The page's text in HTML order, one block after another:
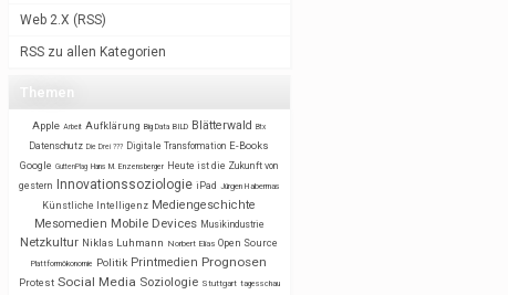
Web 2.X ( RSS)
RSS zu allen Kategorien
Themen
Apple Arbeit Aufklärung Big Data BILD Blätterwald Btx
Datenschutz Die Drei ??? Digitale Transformation E-Books
Google GuttenPlag Hans M. Enzensberger Heute ist die Zukunft von
gestern
Innovationssoziologie iPad Jürgen Habermas
Künstliche Intelligenz Mediengeschichte
Mesomedien Mobile Devices Musikindustrie
Netzkultur Niklas Luhmann Norbert Elias Open Source
Plattformökonomie Politik Printmedien Prognosen
Protest Social Media Soziologie Stuttgart tagesschau